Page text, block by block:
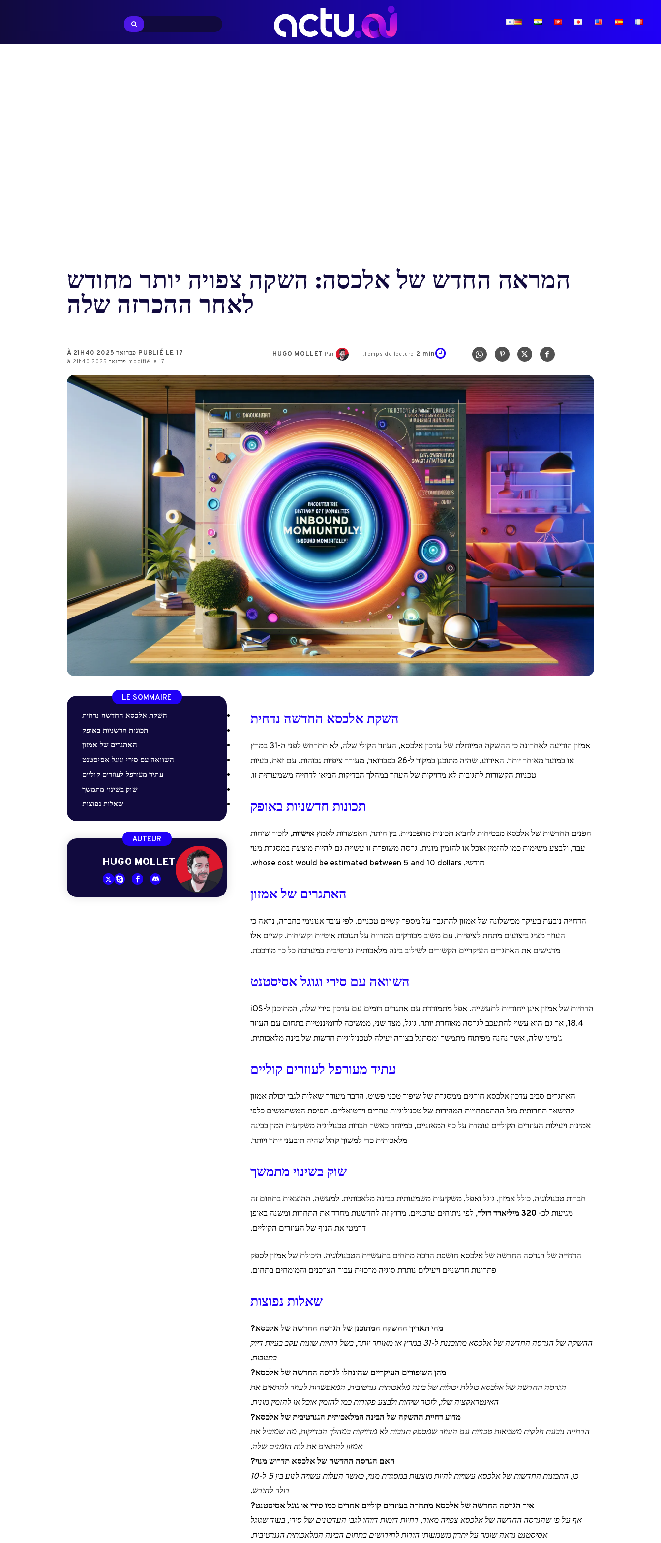
המראה החדש של אלכסה: השקה צפויה יותר מחודש
לאחר ההכרזה שלה
PUBLIÉ LE 17 פברואר 2025 À 21H40
modifié le 17 פברואר 2025 à 21h40
Par
HUGO MOLLET Temps de lecture 2 min.
LE SOMMAIRE
השקת אלכסא החדשה נדחית
תכונות חדשניות באופק
האתגרים של אמזון
השוואה עם סירי וגוגל אסיסטנט
עתיד מעורפל לעוזרים קוליים
שוק בשינוי מתמשך
שאלות נפוצות
AUTEUR
HUGO MOLLET
השקת אלכסא החדשה נדחית
אמזון הודיעה לאחרונה כי ההשקה המיוחלת של עדכון אלכסא, העוזר הקולי שלה, לא תתרחש לפני ה-31 במרץ
או במועד מאוחר יותר. האירוע, שהיה מתוכנן במקור ל-26 בפברואר, מעורר ציפיות גבוהות. עם זאת, בעיות
טכניות הקשורות לתגובות לא מדויקות של העוזר במהלך הבדיקות הביאו לדחייה משמעותית זו.
תכונות חדשניות באופק
הפנים החדשות של אלכסא מבטיחות להביא תכונות מהפכניות. בין היתר, האפשרות לאמץ אישיות, לזכור שיחות
עבר, ולבצע משימות כמו להזמין אוכל או להזמין מונית. גרסה משופרת זו עשויה גם להיות מוצעת במסגרת מנוי
חודשי, whose cost would be estimated between 5 and 10 dollars.
האתגרים של אמזון
הדחייה נובעת בעיקר מכישלונה של אמזון להתגבר על מספר קשיים טכניים. לפי עובד אנונימי בחברה, נראה כי
העוזר מציג ביצועים מתחת לציפיות, עם משוב מבודקים המדווח על תגובות איטיות וקשיחות. קשיים אלו
מדגישים את האתגרים העיקריים הקשורים לשילוב בינה מלאכותית גנרטיבית במערכת כל כך מורכבת.
השוואה עם סירי וגוגל אסיסטנט
הדחיות של אמזון אינן ייחודיות לתעשייה. אפל מתמודדת עם אתגרים דומים עם עדכון סירי שלה, המתוכנן ל-iOS
18.4, אך גם הוא עשוי להתעכב לגרסה מאוחרת יותר. גוגל, מצד שני, ממשיכה לדומיננטיות בתחום עם העוזר
ג'מיני שלה, אשר נהנה מפיתוח מתמשך ומסתגל בצורה יעילה לטכנולוגיות חדשות של בינה מלאכותית.
עתיד מעורפל לעוזרים קוליים
האתגרים סביב עדכון אלכסא חורגים ממסגרת של שיפור טכני פשוט. הדבר מעורר שאלות לגבי יכולת אמזון
להישאר תחרותית מול ההתפתחויות המהירות של טכנולוגיות עוזרים וירטואליים. תפיסת המשתמשים כלפי
אמינות ויעילות העוזרים הקוליים עומדת על כף המאזניים, במיוחד כאשר חברות טכנולוגיה משקיעות המון בבינה
מלאכותית כדי למשוך קהל שהיה תובעני יותר ויותר.
שוק בשינוי מתמשך
חברות טכנולוגיה, כולל אמזון, גוגל ואפל, משקיעות משמעותית בבינה מלאכותית. למעשה, ההוצאות בתחום זה
מגיעות לכ- 320 מיליארד דולר
, לפי ניתוחים עדכניים. מרוץ זה לחדשנות מחדד את התחרות ומשנה באופן
דרמטי את הנוף של העוזרים הקוליים.
הדחייה של הגרסה החדשה של אלכסא חושפת הרבה מתחים בתעשיית הטכנולוגיה. היכולת של אמזון לספק
פתרונות חדשניים ויעילים נותרת סוגיה מרכזית עבור הצרכנים והמומחים בתחום.
שאלות נפוצות
מהי תאריך ההשקה המתוכנן של הגרסה החדשה של אלכסא?
ההשקה של הגרסה החדשה של אלכסא מתוכננת ל-31 במרץ או מאוחר יותר, בשל דחיות שונות עקב בעיות דיוק
בתגובות.
מהן השיפורים העיקריים שהונחלו לגרסה החדשה של אלכסא?
הגרסה החדשה של אלכסא כוללת יכולות של בינה מלאכותית גנרטיבית, המאפשרות לעוזר להתאים את
האינטראקציה שלו, לזכור שיחות ולבצע פקודות כמו להזמין אוכל או להזמין מונית.
מדוע דחיית ההשקה של הבינה המלאכותית הגנרטיבית של אלכסא?
הדחייה נובעת חלקית משגיאות טכניות עם העוזר שמספק תגובות לא מדויקות במהלך הבדיקות, מה שמוביל את
אמזון להתאים את לוח הזמנים שלה.
האם הגרסה החדשה של אלכסא תדרוש מנוי?
כן, התכונות החדשות של אלכסא עשויות להיות מוצעות במסגרת מנוי, כאשר העלות עשויה לנוע בין 5 ל-10
דולר לחודש.
איך הגרסה החדשה של אלכסא מתחרה בעוזרים קוליים אחרים כמו סירי או גוגל אסיסטנט?
אף על פי שהגרסה החדשה של אלכסא צפויה מאוד, דחיות דומות דווחו לגבי העדכונים של סירי, בעוד שגוגל
אסיסטנט נראה שומר על יתרון משמעותי הודות לחידושים בתחום הבינה המלאכותית הגנרטיבית.